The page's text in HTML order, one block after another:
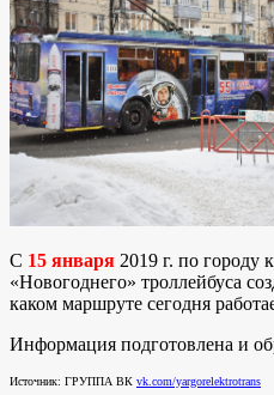
С 15 января 2019 г. по городу
«Новогоднего» троллейбуса
каком маршруте сегодня
Информация подготовлена и
Источник: ГРУППА ВК vk.com/yargorelektrotrans